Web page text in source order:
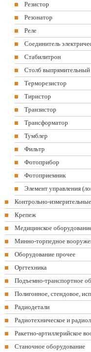
Резистор
Резонатор
Реле
Соединитель
Стабилитрон
Столб выпрямительный
Терморезистор
Тиристор
Транзистор
Трансформатор
Тумблер
Фильтр
Фотоприбор
Фотоприемник
Элемент управления
Контрольно-
Крепеж
Медицинское
Минно-торпедное
Оборудование прочее
Оргтехника
Подъемно-транспортное
Полигонное, стендовое,
Радиодетали
Радиотехническое и
Ракетно-артиллерийское
Станочное оборудование